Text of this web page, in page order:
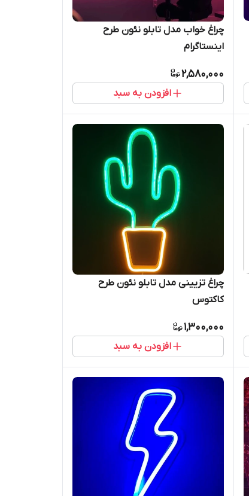
چراغ خواب مدل تابلو نئون طرح
اینستاگرام
2,580,000
افزودن به سبد
چراغ تزیینی مدل تابلو نئون طرح
کاکتوس
1,300,000
افزودن به سبد